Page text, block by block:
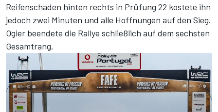
Reifenschaden hinten rechts in Prüfung 22 kostete ihn
jedoch zwei Minuten und alle Hoffnungen auf den Sieg.
Ogier beendete die Rallye schließlich auf dem sechsten
Gesamtrang.